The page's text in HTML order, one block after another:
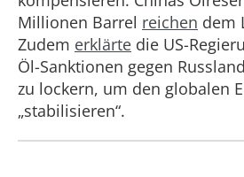
Millionen Barrel reichen dem
Zudem erklärte die US-
Öl-Sanktionen gegen
zu lockern, um den globalen
„stabilisieren“.